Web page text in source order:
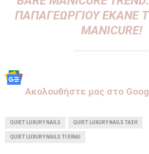
ΠΑΠΑΓΕΩΡΓΊΟΥ ΈΚΑΝΕ
MANICURE!
Aκολουθήστε μας στo
QUIET LUXURY NAILS QUIET LUXURY NAILS ΤΆΣΗ
QUIET LUXURY NAILS ΤΙ ΕΙΝΑΙ